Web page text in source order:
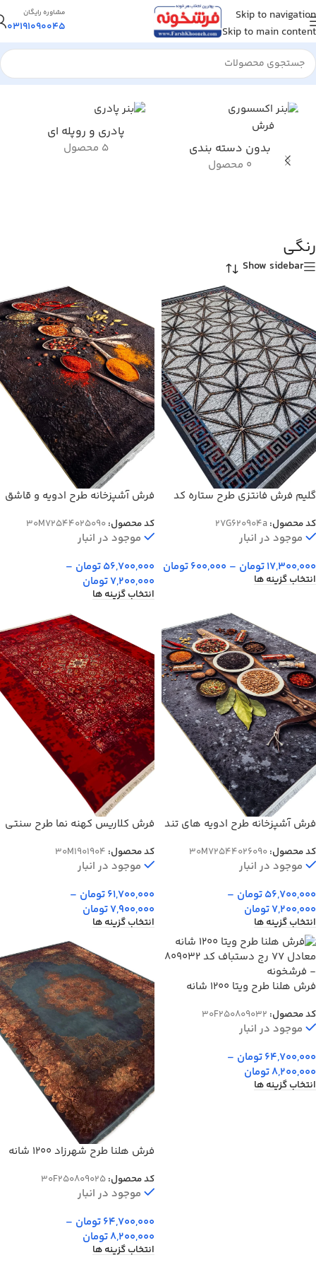
Skip to navigation
Skip to main content
مشاوره رایگان
03191090045
خانه/محصول رنگ زمینه/رنگی
بدون دسته بندی
0 محصول
پادری و روپله ای
5 محصول
رنگی
Show sidebar
گلیم فرش فانتزی طرح ستاره کد
کد محصول: 27G620904a
موجود در انبار
17,300,000تومان –
600,000تومان
انتخاب گزینه ها
فرش آشپزخانه طرح ادویه و قاشق
کد محصول:30M72544025090
موجود در انبار
56,700,000تومان –
7,200,000تومان
انتخاب گزینه ها
فرش آشپزخانه طرح ادویه های تند
کد محصول:30M72544026090
موجود در انبار
56,700,000تومان –
7,200,000تومان
انتخاب گزینه ها
فرش کلاریس کهنه نما طرح سنتی
کد محصول: 30M1901904
موجود در انبار
61,700,000تومان –
7,900,000تومان
انتخاب گزینه ها
فرش هلنا طرح ویتا 1200 شانه
کد محصول: 30F250809032
موجود در انبار
64,700,000تومان –
8,200,000تومان
انتخاب گزینه ها
فرش هلنا طرح شهرزاد 1200 شانه
809025
کد محصول:30F250809025
موجود در انبار
64,700,000تومان –
8,200,000تومان
انتخاب گزینه ها